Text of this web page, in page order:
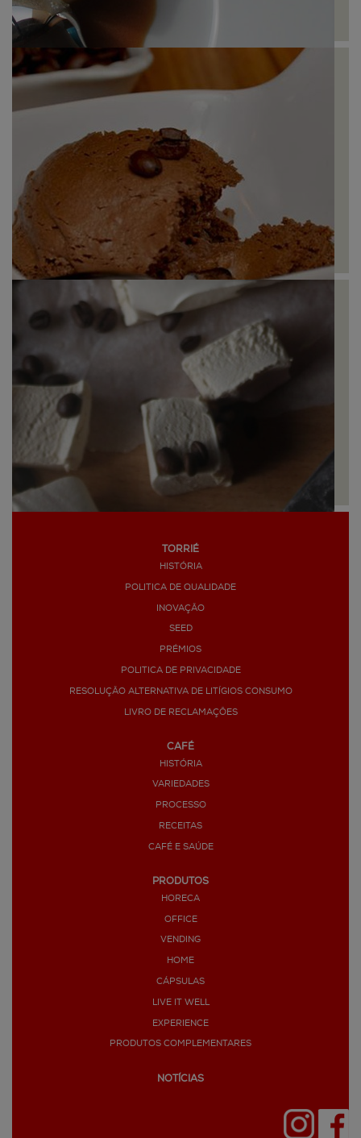
Panna cotta de Café com molho de Café
Mousse de Mocha
TORRIÉ
HISTÓRIA
POLITICA DE QUALIDADE
INOVAÇÃO
SEED
PRÉMIOS
POLITICA DE PRIVACIDADE
RESOLUÇÃO ALTERNATIVA DE LITÍGIOS CONSUMO
LIVRO DE RECLAMAÇÕES
CAFÉ
HISTÓRIA
VARIEDADES
PROCESSO
RECEITAS
CAFÉ E SAÚDE
PRODUTOS
HORECA
OFFICE
VENDING
HOME
CÁPSULAS
LIVE IT WELL
EXPERIENCE
PRODUTOS COMPLEMENTARES
NOTÍCIAS